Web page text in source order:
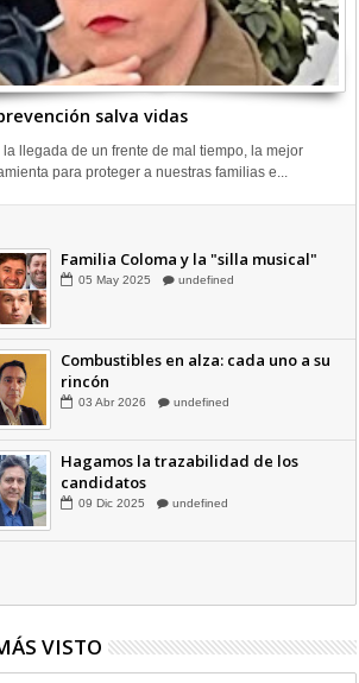
salva vidas
la llegada de un frente de mal tiempo, la mejor
para proteger a nuestras familias e...
03Abr 2026 undefined
03 Abr 2026 undefined
VISTO